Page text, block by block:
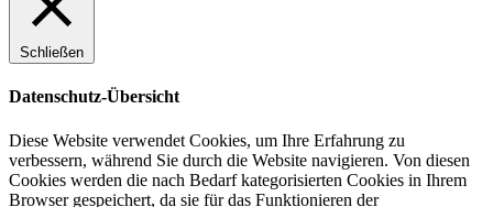
Schließen
Datenschutz-Übersicht
Diese Website verwendet Cookies, um Ihre Erfahrung zu
verbessern, während Sie durch die Website navigieren. Von diesen
Cookies werden die nach Bedarf kategorisierten Cookies in Ihrem
Browser gespeichert, da sie für das Funktionieren der